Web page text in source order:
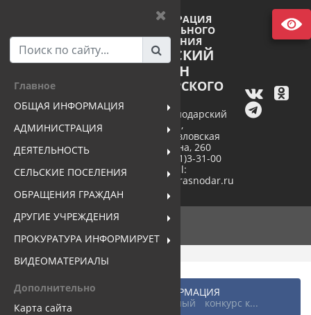
Главное
ОБЩАЯ ИНФОРМАЦИЯ
АДМИНИСТРАЦИЯ
ДЕЯТЕЛЬНОСТЬ
СЕЛЬСКИЕ ПОСЕЛЕНИЯ
ОБРАЩЕНИЯ ГРАЖДАН
ДРУГИЕ УЧРЕЖДЕНИЯ
ПРОКУРАТУРА ИНФОРМИРУЕТ
ВИДЕОМАТЕРИАЛЫ
Дополнительно
Карта сайта
АДМИНИСТРАЦИЯ
МУНИЦИПАЛЬНОГО
ОБРАЗОВАНИЯ
ПАВЛОВСКИЙ
РАЙОН
КРАСНОДАРСКОГО
352040, Краснодарский
край,
станица Павловская
ул. Пушкина, 260
тел. +7(86191)3-31-00
e-mail:
pavlovsk@mo.krasnodar.ru
Главная ...
ОБЩАЯ ИНФОРМАЦИЯ
Новости района
Федеральный конкурс к...